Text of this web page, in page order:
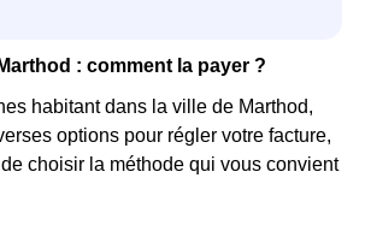
: comment la payer ?
habitant dans la ville de Marthod,
options pour régler votre facture,
choisir la méthode qui vous convient